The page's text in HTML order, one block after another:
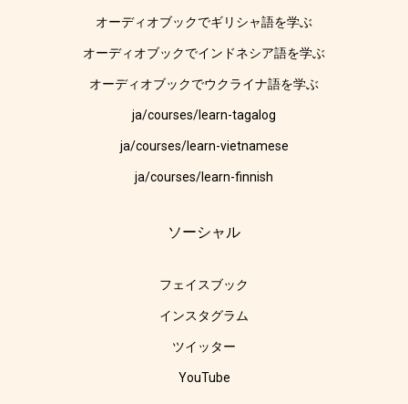
オーディオブックでギリシャ語を学ぶ
オーディオブックでインドネシア語を学ぶ
オーディオブックでウクライナ語を学ぶ
ja/courses/learn-tagalog
ja/courses/learn-vietnamese
ja/courses/learn-finnish
ソーシャル
フェイスブック
インスタグラム
ツイッター
YouTube